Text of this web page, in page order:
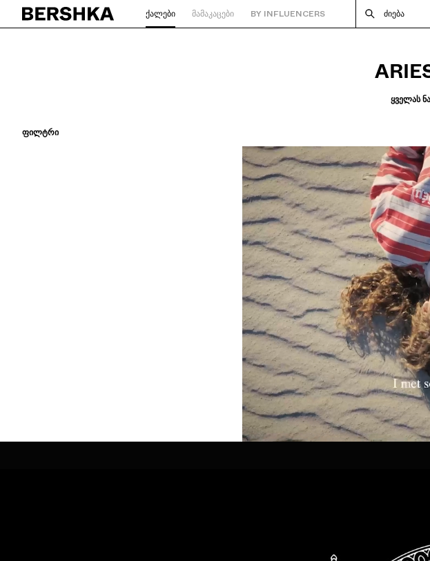
მთავარ გვერდზე დაბრუნება
ᲥᲐᲚᲔᲑᲘ ᲛᲐᲛᲐᲙᲐᲪᲔᲑᲘ BY INFLUENCERS ᲫᲘᲔᲑᲐ
ᲧᲕᲔᲚᲐᲡ
ᲤᲘᲚᲢᲠᲘ